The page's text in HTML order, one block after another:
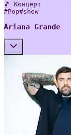
🎵 Концерт
#Pop#show
Ariana Grande